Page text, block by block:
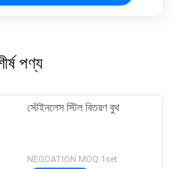
পণ্য
স্টেইনলেস স্টিল বিতরণ বুথ
NEGOATION MOQ:1set